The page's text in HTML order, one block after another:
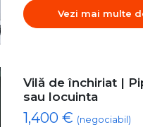
Vezi mai multe
Vilă de închiriat |
sau locuinta
1,400 € (negociabil)